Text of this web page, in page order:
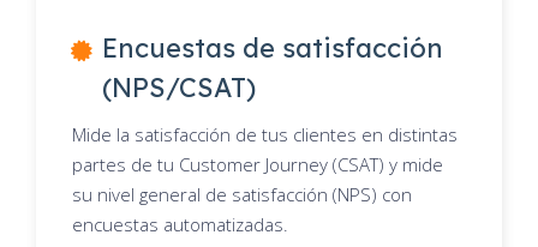
Encuestas de satisfacción
(NPS/CSAT)
Mide la satisfacción de tus clientes en distintas
partes de tu Customer Journey (CSAT) y mide
su nivel general de satisfacción (NPS) con
encuestas automatizadas.